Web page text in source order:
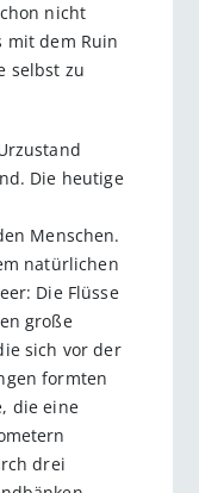
nicht
mit dem Ruin
selbst zu
Die heutige
Menschen.
natürlichen
Die Flüsse
große
sich vor der
formten
die eine
drei